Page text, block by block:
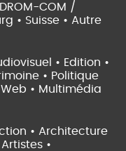
DROM-COM /
• Suisse • Autre
• Edition •
• Politique
Web • Multimédia
• Architecture
Artistes •